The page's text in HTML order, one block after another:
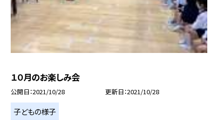
１０月のお楽しみ会
公開日 2021/10/28 更新日 2021/10/28
子どもの様子